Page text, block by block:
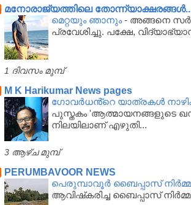
മനോരാജ്യത്തിലെ
മെറ്റയും ഞാനും- അങ്ങനെ
പ്രവേശിച്ചു. പക്ഷേ,
1 ദിവസം മുമ്പ്
M K Harikumar News pages
ഗോവർധൻ്റെ യാത്രകൾ
പുസ്തകം 'ആത്മായനങ്ങളുടെ
നിലയിലാണ് എഴുതി...
3 ആഴ്‌ച മുമ്പ്
PERUMBAVOOR NEWS
പെരുമ്പാവൂര്‍ ബൈപ്പാസ്
ആവിഷ്‌കരിച്ച ബൈപ്പാസ്